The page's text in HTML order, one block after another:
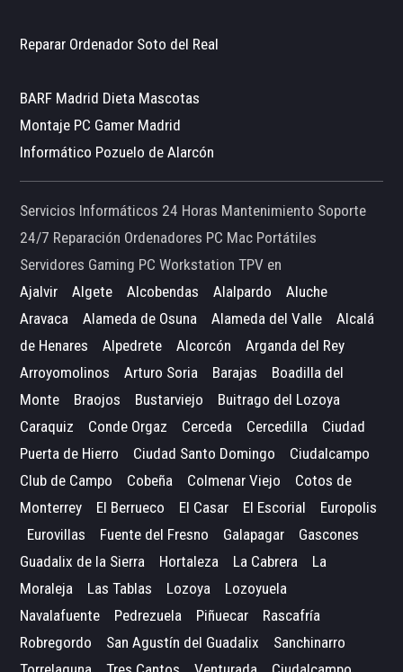
Reparar Ordenador Soto del Real
BARF Madrid Dieta Mascotas
Montaje PC Gamer Madrid
Informático Pozuelo de Alarcón
Servicios Informáticos 24 Horas Mantenimiento Soporte
24/7 Reparación Ordenadores PC Mac Portátiles
Servidores Gaming PC Workstation TPV en
Ajalvir
Algete Alcobendas Alalpardo
Aluche
Aravaca
Alameda de Osuna Alameda del Valle
Alcalá
de Henares
Alpedrete Alcorcón
Arganda del Rey
Arroyomolinos
Arturo Soria Barajas
Boadilla del
Monte
Braojos Bustarviejo
Buitrago del Lozoya
Caraquiz
Conde Orgaz Cerceda Cercedilla
Ciudad
Puerta de Hierro
Ciudad Santo Domingo
Ciudalcampo
Club de Campo
Cobeña Colmenar Viejo
Cotos de
Monterrey
El Berrueco El Casar El Escorial
Europolis
Eurovillas
Fuente del Fresno Galapagar
Gascones
Guadalix de la Sierra
Hortaleza La Cabrera
La
Moraleja
Las Tablas Lozoya
Lozoyuela
Navalafuente
Pedrezuela Piñuecar
Rascafría
Robregordo
San Agustín del Guadalix
Sanchinarro